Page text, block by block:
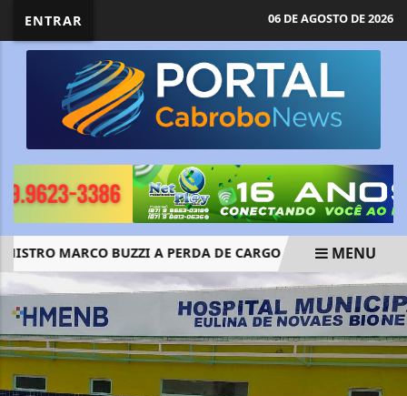
ENTRAR 06 DE AGOSTO DE 2026
MARCO BUZZI A PERDA DE CARGO POR CRIMES
EM ALTA
MENU